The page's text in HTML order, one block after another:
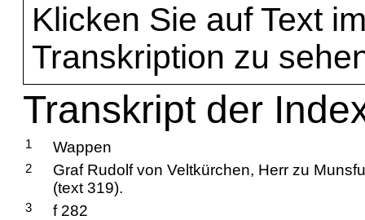
Klicken Sie auf Text
Transkription zu
Transkript der
1 Wappen
2
Graf Rudolf von Veltkürchen, Herr zu
(text 319).
3 f 282